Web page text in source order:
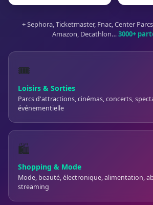
+ Sephora, Ticketmaster, Fnac, Center
Amazon, Decathlon…3000+
🎟️
Loisirs & Sorties
Parcs d'attractions, cinémas, concerts,
événementielle
🛍️
Shopping & Mode
Mode, beauté, électronique, alimentation,
streaming